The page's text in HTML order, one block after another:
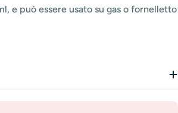
e può essere usato su gas o fornelletto